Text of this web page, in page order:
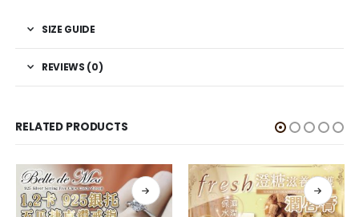
SIZE GUIDE
REVIEWS (0)
RELATED PRODUCTS